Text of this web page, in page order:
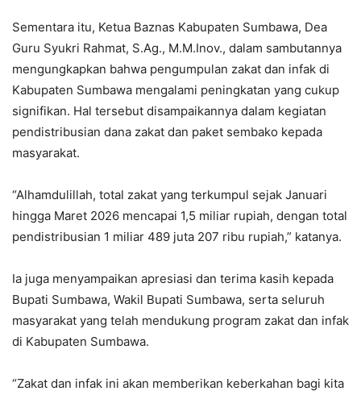
Sementara itu, Ketua Baznas Kabupaten Sumbawa, Dea
Guru Syukri Rahmat, S.Ag., M.M.Inov., dalam sambutannya
mengungkapkan bahwa pengumpulan zakat dan infak di
Kabupaten Sumbawa mengalami peningkatan yang cukup
signifikan. Hal tersebut disampaikannya dalam kegiatan
pendistribusian dana zakat dan paket sembako kepada
masyarakat.
“Alhamdulillah, total zakat yang terkumpul sejak Januari
hingga Maret 2026 mencapai 1,5 miliar rupiah, dengan total
pendistribusian 1 miliar 489 juta 207 ribu rupiah,” katanya.
Ia juga menyampaikan apresiasi dan terima kasih kepada
Bupati Sumbawa, Wakil Bupati Sumbawa, serta seluruh
masyarakat yang telah mendukung program zakat dan infak
di Kabupaten Sumbawa.
“Zakat dan infak ini akan memberikan keberkahan bagi kita